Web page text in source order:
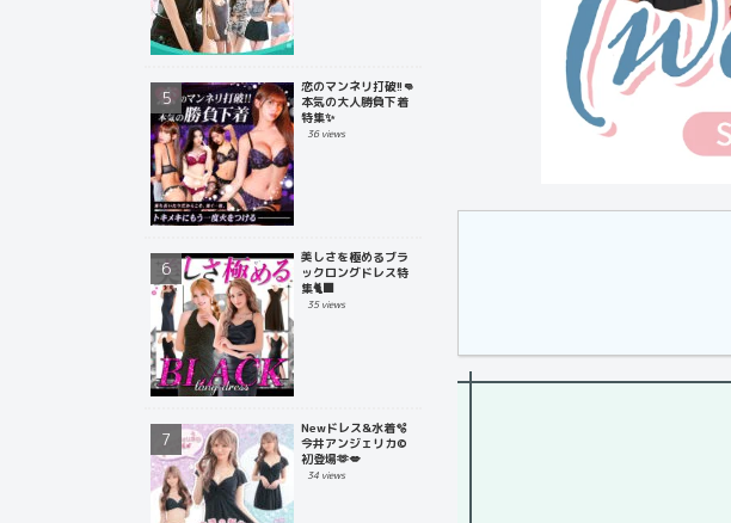
恋のマンネリ打破!!👊
本気の大人勝負下着
特集✨
36 views
美しさを極めるブラ
ックロングドレス特
集🐈‍⬛
35 views
Newドレス&水着🫧
今井アンジェリカ©
初登場🫶💋
34 views